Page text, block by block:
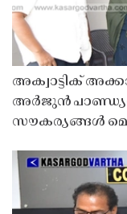
അക്വാട്ടിക്
അർജുൻ
സൗകര്യങ്ങൾ